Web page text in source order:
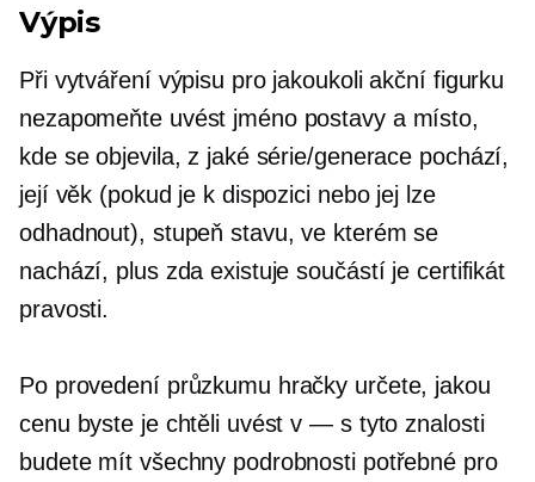
Výpis
Při vytváření výpisu pro jakoukoli akční figurku
nezapomeňte uvést jméno postavy a místo,
kde se objevila, z jaké série/generace pochází,
její věk (pokud je k dispozici nebo jej lze
odhadnout), stupeň stavu, ve kterém se
nachází, plus zda existuje součástí je certifikát
pravosti.
Po provedení průzkumu hračky určete, jakou
cenu byste je chtěli uvéstv — styto znalosti
budete mít všechny podrobnosti potřebné pro